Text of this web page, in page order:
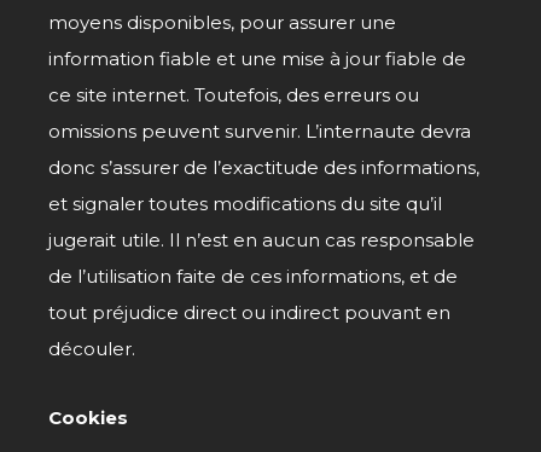
moyens disponibles, pour assurer une
information fiable et une mise à jour fiable de
ce site internet. Toutefois, des erreurs ou
omissions peuvent survenir. L’internaute devra
donc s’assurer de l’exactitude des informations,
et signaler toutes modifications du site qu’il
jugerait utile. Il n’est en aucun cas responsable
de l’utilisation faite de ces informations, et de
tout préjudice direct ou indirect pouvant en
découler.
Cookies